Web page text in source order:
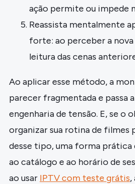
ação permite ou impede
Reassista mentalmente
forte: ao perceber a
leitura das cenas
Ao aplicar esse método, a
parecer fragmentada e passa
engenharia de tensão. E, se o
organizar sua rotina de filmes
desse tipo, uma forma prática
ao catálogo e ao horário de
ao usar IPTV com teste grátis,